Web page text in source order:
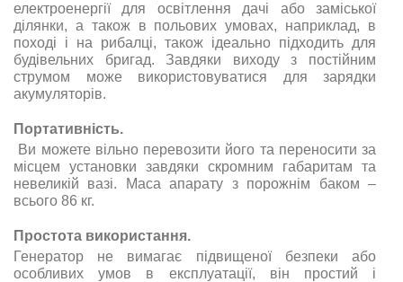
електроенергії для освітлення дачі або заміської
ділянки, а також в польових умовах, наприклад, в
поході і на рибалці, також ідеально підходить для
будівельних бригад. Завдяки виходу з постійним
струмом може використовуватися для зарядки
акумуляторів.
Портативність.
Ви можете вільно перевозити його та переносити за
місцем установки завдяки скромним габаритам та
невеликій вазі. Маса апарату з порожнім баком –
всього 86 кг.
Простота використання.
Генератор не вимагає підвищеної безпеки або
особливих умов в експлуатації, він простий і